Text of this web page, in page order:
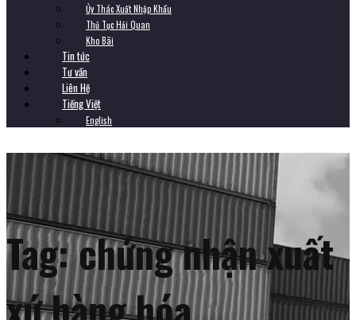
Ủy Thác Xuất Nhập Khẩu
Thủ Tục Hải Quan
Kho Bãi
Tin tức
Tư vấn
Liên Hệ
Tiếng Việt
English
Tag:chứng nhận xuất